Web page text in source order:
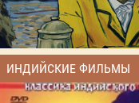
ИНДИЙСКИЕ ФИЛЬМЫ